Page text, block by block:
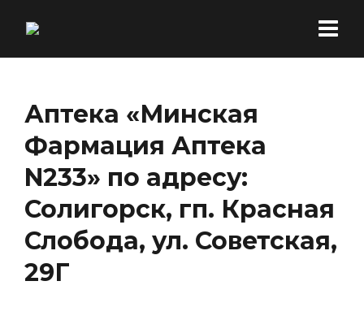
Аптека «Минская
Фармация Аптека
N233» по адресу:
Солигорск, гп. Красная
Слобода, ул. Советская,
29Г